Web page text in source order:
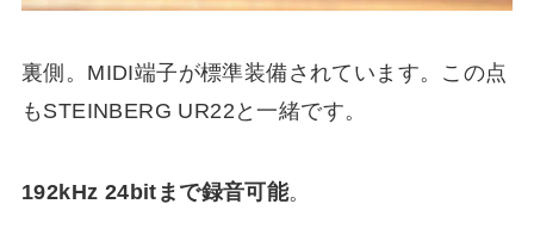
裏側。MIDI端子が標準装備されています。この点
もSTEINBERG UR22と一緒です。
192kHz 24bitまで録音可能。